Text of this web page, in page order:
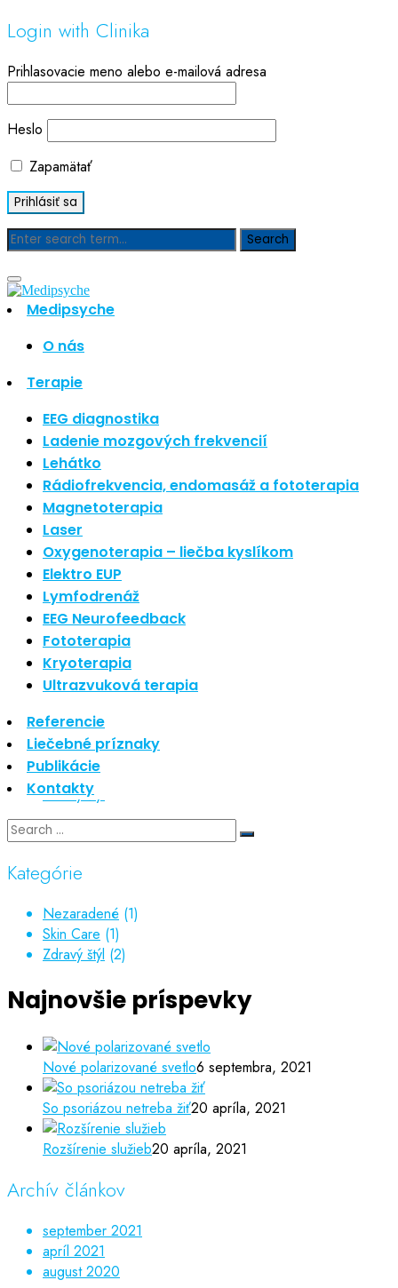
Login with Clinika
Prihlasovacie meno alebo e-mailová adresa
Heslo
Zapamätať
Medipsyche
O nás
Terapie
EEG diagnostika
Ladenie mozgových frekvencií
Lehátko
Rádiofrekvencia, endomasáž a fototerapia
Magnetoterapia
Laser
Oxygenoterapia – liečba kyslíkom
Elektro EUP
Lymfodrenáž
EEG Neurofeedback
Fototerapia
Kryoterapia
Ultrazvuková terapia
Referencie
Liečebné príznaky
Publikácie
Kontakty
Blog
Hľadať
Najnovšie články
Nové polarizované svetlo
So psoriázou netreba žiť
Rozšírenie služieb
Hudba a vývoj mozgu
Najnovšie komentáre
Žiadne komentáre na zobrazenie.
Archív
september 2021
apríl 2021
august 2020
Kategórie
Nezaradené
Skin Care
Zdravý štýl
Kategórie
Nezaradené (1)
Skin Care (1)
Zdravý štýl (2)
Najnovšie príspevky
Nové polarizované svetlo6 septembra, 2021
So psoriázou netreba žiť20 apríla, 2021
Rozšírenie služieb20 apríla, 2021
Archív článkov
september 2021
apríl 2021
august 2020